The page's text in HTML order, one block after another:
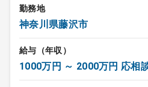
勤務地
神奈川県藤沢市
給与（年収）
1000万円 ～ 2000万円 応相